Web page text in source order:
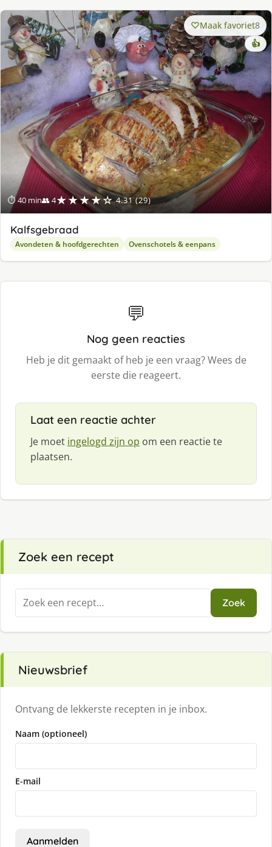
⏱ 40 min👥 4★★★★☆ 4.31 (29)
Maak favoriet8
👍
Kalfsgebraad
Avondeten & hoofdgerechten Ovenschotels & eenpans
💬
Nog geen reacties
Heb je dit gemaakt of heb je een vraag? Wees de
eerste die reageert.
Laat een reactie achter
Je moet ingelogd zijn op om een reactie te
plaatsen.
Zoek een recept
Zoeken
naar:
Zoek
Nieuwsbrief
Ontvang de lekkerste recepten in je inbox.
Naam (optioneel)
E-mail
Aanmelden